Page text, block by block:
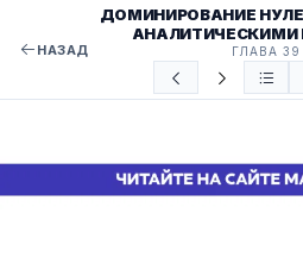
НАЗАД
ДОМИНИРОВАНИЕ
ГЛАВА 39